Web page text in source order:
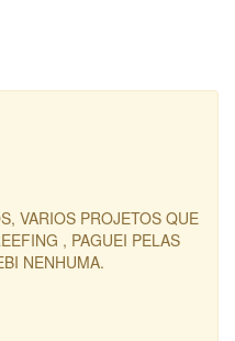
VARIOS PROJETOS QUE
, PAGUEI PELAS
NENHUMA.